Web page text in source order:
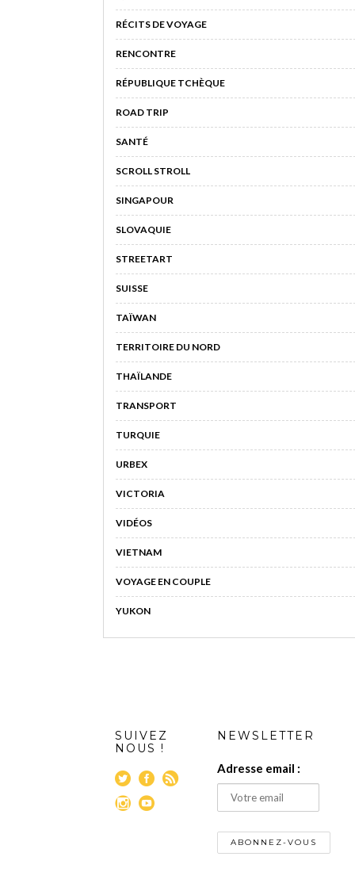
RÉCITS DE VOYAGE
RENCONTRE
RÉPUBLIQUE TCHÈQUE
ROAD TRIP
SANTÉ
SCROLL STROLL
SINGAPOUR
SLOVAQUIE
STREETART
SUISSE
TAÏWAN
TERRITOIRE DU NORD
THAÏLANDE
TRANSPORT
TURQUIE
URBEX
VICTORIA
VIDÉOS
VIETNAM
VOYAGE EN COUPLE
YUKON
SUIVEZ
NOUS !
NEWSLETTER
Adresse email :